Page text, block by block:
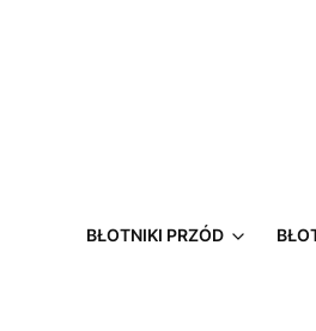
BŁOTNIKI PRZÓD